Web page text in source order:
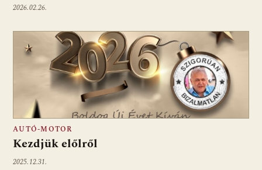
2026.02.26.
AUTÓ-MOTOR
Kezdjük előlről
2025.12.31.